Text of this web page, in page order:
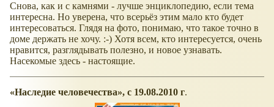
Снова, как и с камнями - лучше энциклопедию, если тема
интересна. Но уверена, что всерьёз этим мало кто будет
интересоваться. Глядя на фото, понимаю, что такое точно в
доме держать не хочу. :-) Хотя всем, кто интересуется, очень
нравится, разглядывать полезно, и новое узнавать.
Насекомые здесь - настоящие.
Наследие человечества , с 19.08.2010 г.